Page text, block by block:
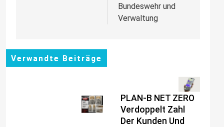
Bundeswehr und
Verwaltung
Verwandte Beiträge
PLAN-B NET ZERO
Verdoppelt Zahl
Der Kunden Und